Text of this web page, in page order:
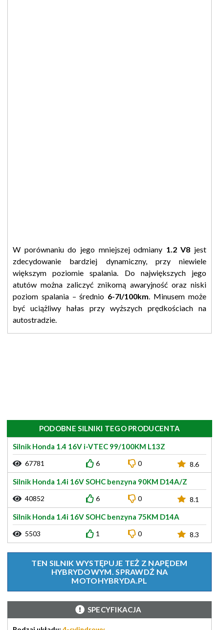
W porównaniu do jego mniejszej odmiany 1.2 V8 jest
zdecydowanie bardziej dynamiczny, przy niewiele
większym poziomie spalania. Do największych jego
atutów można zaliczyć znikomą awaryjność oraz niski
poziom spalania – średnio 6-7l/100km. Minusem może
być uciążliwy hałas przy wyższych prędkościach na
autostradzie.
PODOBNE SILNIKI TEGO PRODUCENTA
Silnik Honda 1.4 16V i-VTEC 99/100KM L13Z
67781 6 0 8.6
Silnik Honda 1.4i 16V SOHC benzyna 90KM D14A/Z
40852 6 0 8.1
Silnik Honda 1.4i 16V SOHC benzyna 75KM D14A
5503 1 0 8.3
TEN SILNIK WYSTĘPUJE TEŻ Z NAPĘDEM
HYBRYDOWYM. SPRAWDŹ NA
MOTOHYBRYDA.PL
SPECYFIKACJA